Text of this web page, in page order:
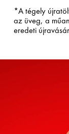
*A tégely
az üveg, a
eredeti